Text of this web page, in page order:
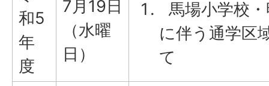
和5
年
度
7月19日
（水曜
日）
馬場小学校
に伴う通学区
て